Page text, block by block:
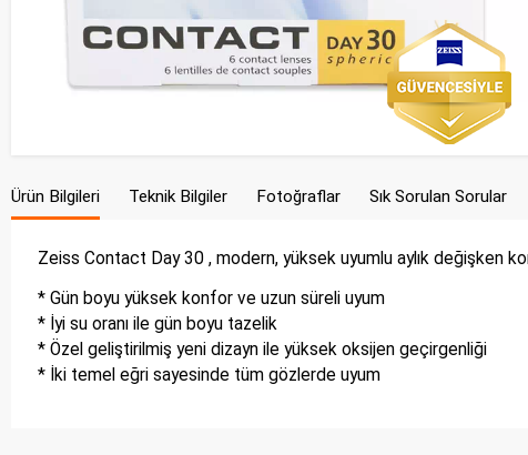
Ürün Bilgileri Teknik Bilgiler Fotoğraflar Sık Sorulan Sorular
Zeiss Contact Day 30 , modern, yüksek uyumlu aylık değişken
* Gün boyu yüksek konfor ve uzun süreli uyum
* İyi su oranı ile gün boyu tazelik
* Özel geliştirilmiş yeni dizayn ile yüksek oksijen geçirgenliği
* İki temel eğri sayesinde tüm gözlerde uyum